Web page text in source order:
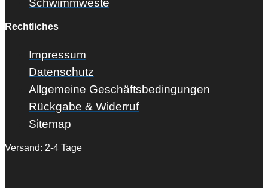
Schwimmweste
Rechtliches
Impressum
Datenschutz
Allgemeine Geschäftsbedingungen
Rückgabe & Widerruf
Sitemap
Versand: 2-4 Tage